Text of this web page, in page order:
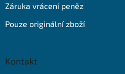
Záruka vrácení peněz
Pouze originální zboží
Kontakt